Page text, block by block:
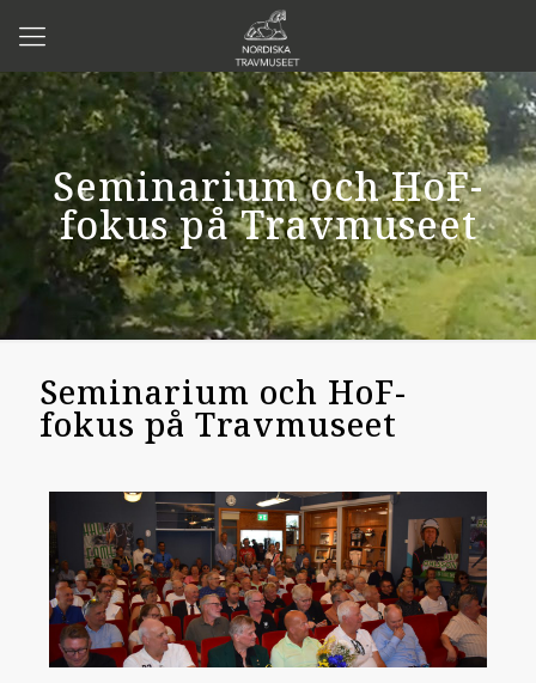
Seminarium och HoF-
fokus på Travmuseet
Seminarium och HoF-
fokus på Travmuseet